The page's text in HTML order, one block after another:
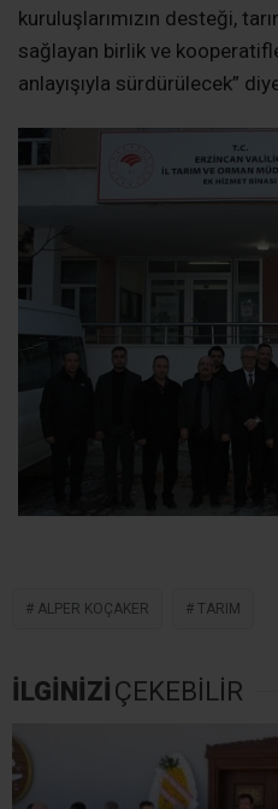
kuruluşlarımızın desteği,
sağlayan birlik ve
anlayışıyla sürdürülecek”
ALPER KOÇAKER TARIM
İLGİNİZİ ÇEKEBİLİR